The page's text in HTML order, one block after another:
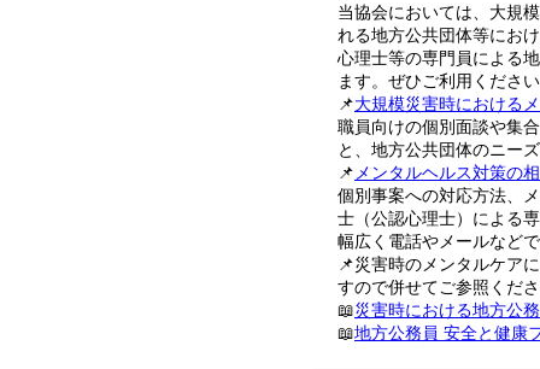
当協会においては、大規
れる地方公共団体等にお
心理士等の専門員による
ます。ぜひご利用くださ
📌大規模災害時における
職員向けの個別面談や集
と、地方公共団体のニー
📌 メンタルヘルス対策の
個別事案への対応方法、
士（公認心理士）による
幅広く電話やメールなど
📌災害時のメンタルケア
すので併せてご参照くだ
📖災害時における地方公
📖地方公務員 安全と健康